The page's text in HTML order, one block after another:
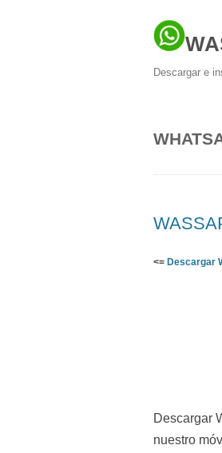
Descargar e
<= Descargar
Descargar
nuestro